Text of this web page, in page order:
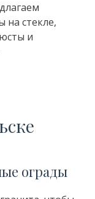
на стекле,
и
ограды